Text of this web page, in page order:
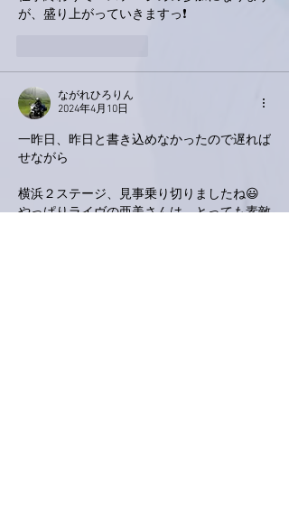
が、盛り上がっていきますっ❗
ながれひろりん
2024年4月10日
一昨日、昨日と書き込めなかったので遅れば
せながら
横浜２ステージ、見事乗り切りましたね😃
やっぱりライヴの亜美さんは、とっても素敵